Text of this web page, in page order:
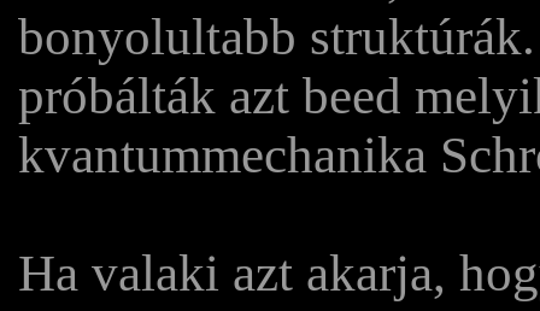
bonyolultabb
próbálták azt beed
kvantummechanika
Ha valaki azt akarja,